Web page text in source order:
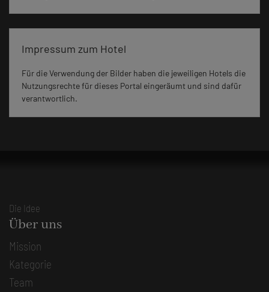
Impressum zum Hotel
Für die Verwendung der Bilder haben die jeweiligen Hotels die
Nutzungsrechte für dieses Portal eingeräumt und sind dafür
verantwortlich.
Die Idee
Über uns
Mission
Kategorie
Team